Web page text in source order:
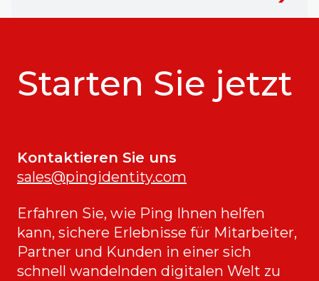
Starten Sie jetzt
Kontaktieren Sie uns
sales@pingidentity.com
Erfahren Sie, wie Ping Ihnen helfen
kann, sichere Erlebnisse für Mitarbeiter,
Partner und Kunden in einer sich
schnell wandelnden digitalen Welt zu